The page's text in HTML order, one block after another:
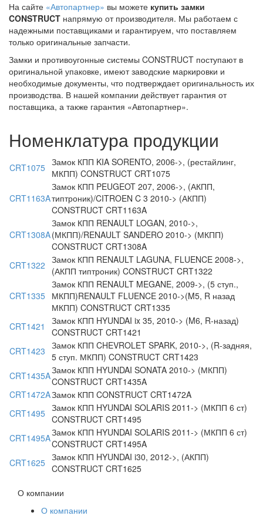
На сайте «Автопартнер» вы можете купить замки
CONSTRUCT напрямую от производителя. Мы работаем с
надежными поставщиками и гарантируем, что поставляем
только оригинальные запчасти.
Замки и противоугонные системы CONSTRUCT поступают в
оригинальной упаковке, имеют заводские маркировки и
необходимые документы, что подтверждает оригинальность их
производства. В нашей компании действует гарантия от
поставщика, а также гарантия «Автопартнер».
Номенклатура продукции
CRT1075 Замок КПП KIA SORENTO, 2006->, (рестайлинг,
МКПП) CONSTRUCT CRT1075
CRT1163A
Замок КПП PEUGEOT 207, 2006->, (АКПП,
типтроник)/CITROEN C 3 2010-> (АКПП)
CONSTRUCT CRT1163A
CRT1308A
Замок КПП RENAULT LOGAN, 2010->,
(МКПП)/RENAULT SANDERO 2010-> (МКПП)
CONSTRUCT CRT1308A
CRT1322 Замок КПП RENAULT LAGUNA, FLUENCE 2008->,
(АКПП типтроник) CONSTRUCT CRT1322
CRT1335
Замок КПП RENAULT MEGANE, 2009->, (5 ступ.,
МКПП)RENAULT FLUENCE 2010->(M5, R назад
МКПП) CONSTRUCT CRT1335
CRT1421
Замок КПП HYUNDAI ix 35, 2010-> (M6, R-назад)
CONSTRUCT CRT1421
CRT1423 Замок КПП CHEVROLET SPARK, 2010->, (R-задняя,
5 ступ. МКПП) CONSTRUCT CRT1423
CRT1435AЗамок КПП HYUNDAI SONATA 2010-> (МКПП)
CONSTRUCT CRT1435A
CRT1472AЗамок КПП CONSTRUCT CRT1472A
CRT1495 Замок КПП HYUNDAI SOLARIS 2011-> (МКПП 6 ст)
CONSTRUCT CRT1495
CRT1495AЗамок КПП HYUNDAI SOLARIS 2011-> (МКПП 6 ст)
CONSTRUCT CRT1495A
CRT1625 Замок КПП HYUNDAI i30, 2012->, (АКПП)
CONSTRUCT CRT1625
О компании
О компании